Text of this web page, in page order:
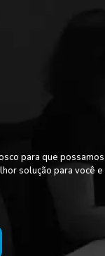
para que
solução para você e